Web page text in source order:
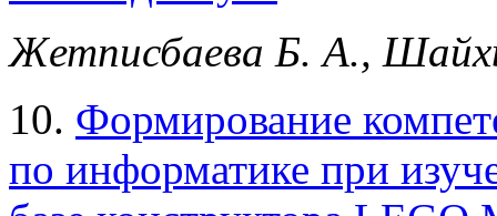
Жетписбаева Б. А.,
10. Формирование
по информатике при